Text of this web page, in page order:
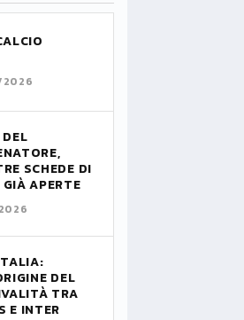
SCHEDE DI
APERTE
DEL
TRA
E INTER